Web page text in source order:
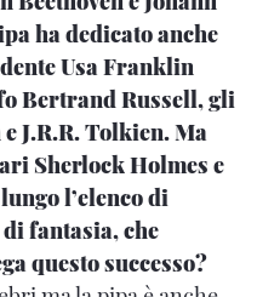
ha dedicato anche
Usa Franklin
Bertrand Russell, gli
J.R.R. Tolkien. Ma
Sherlock Holmes e
l’elenco di
fantasia, che
questo successo?